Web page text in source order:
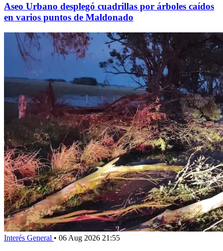
Aseo Urbano desplegó cuadrillas por árboles caídos
en varios puntos de Maldonado
Interés General • 06 Aug 2026 21:55